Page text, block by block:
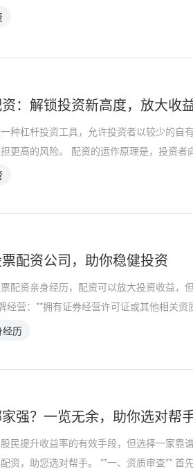
：解锁投资新高度，放大收
种杠杆投资工具，允许投资者以较少的
更高的风险。 配资的运作原理是，投资
配资公司，助你稳健投资
配资亲身经历，配资可以放大投资收益，
经营：**拥有证券经营许可证或其他相关资
经历
强？一览无余，助你选对帮
民提升收益率的有效手段，但选择一家
资，助您选对帮手。 **一、资质审查** 首